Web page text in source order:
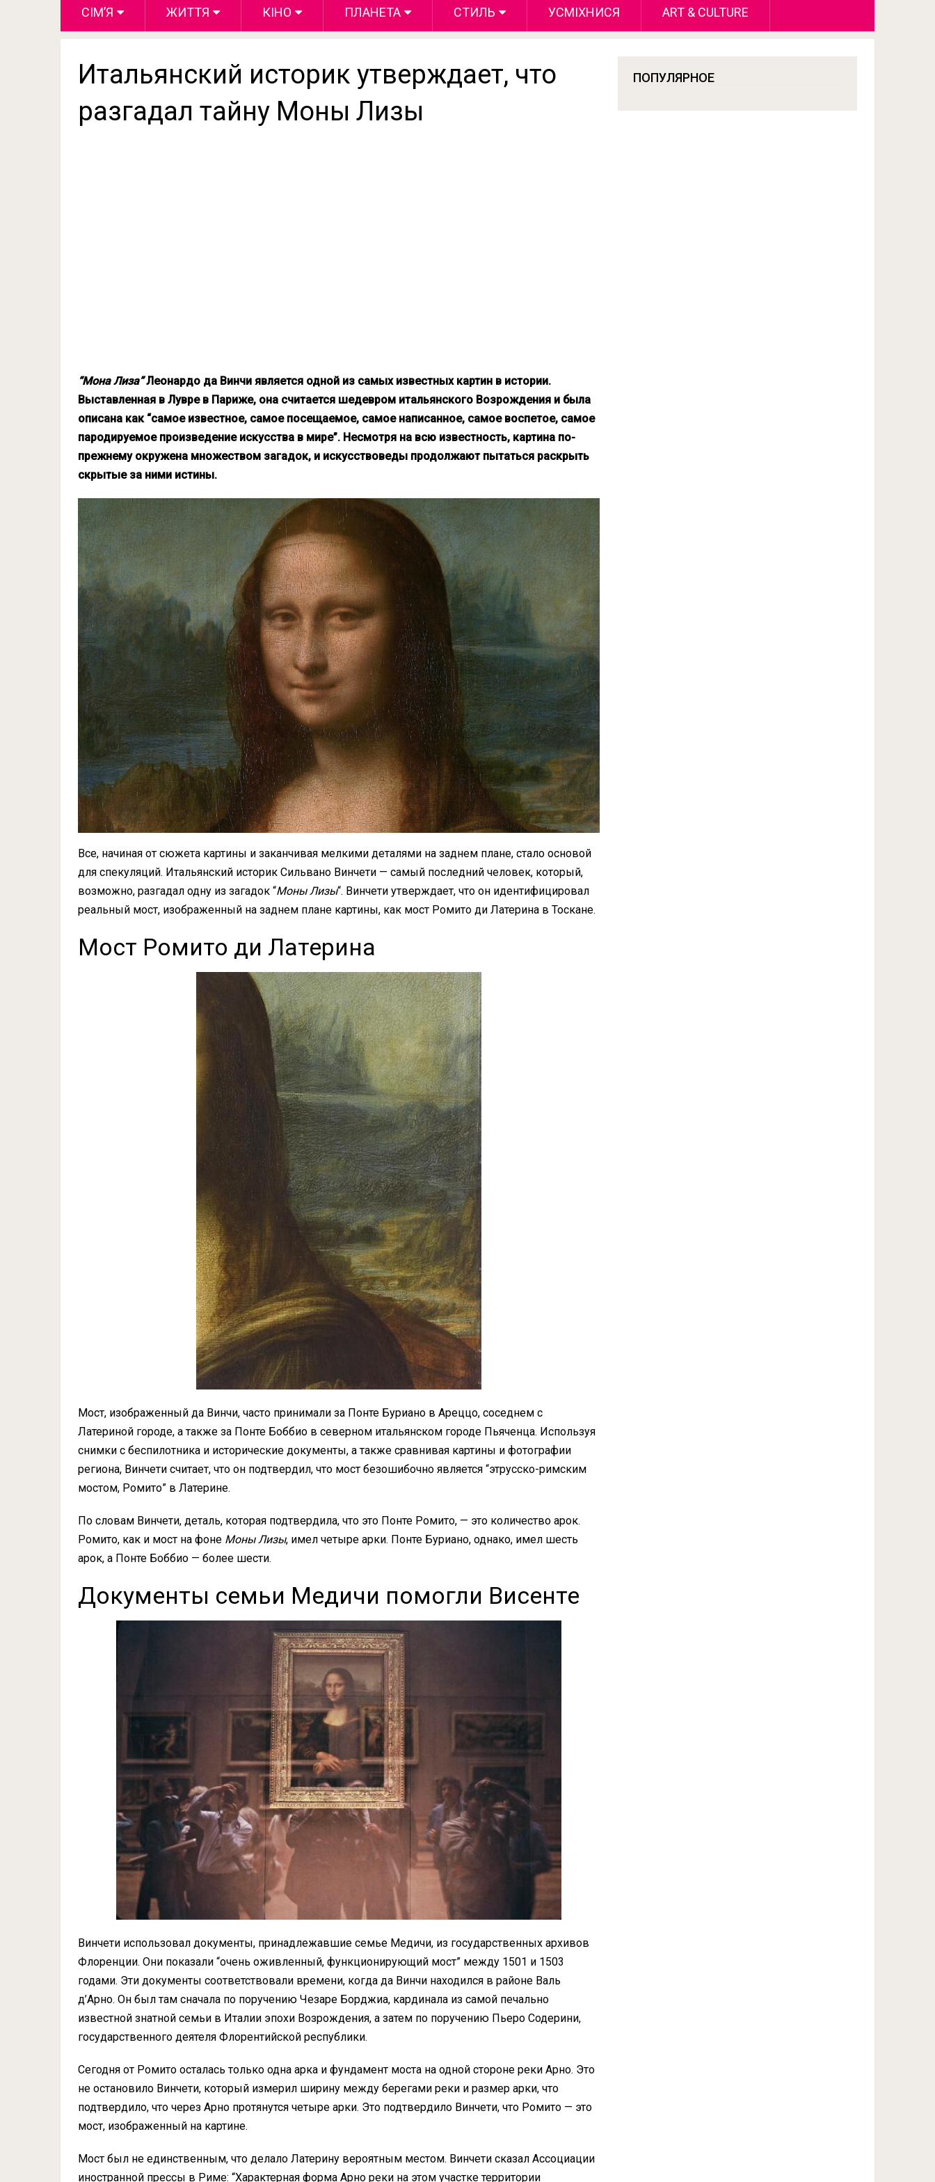
СІМ’Я ЖИТТЯ КІНО ПЛАНЕТА СТИЛЬ УСМІХНИСЯ ART & CULTURE
Итальянский историк утверждает, что
разгадал тайну Моны Лизы
“Мона Лиза”Леонардо да Винчи является одной из самых известных картин в истории.
Выставленная в Лувре в Париже, она считается шедевром итальянского Возрождения и была
описана как “самое известное, самое посещаемое, самое написанное, самое воспетое, самое
пародируемое произведение искусства в мире”. Несмотря на всю известность, картина по-
прежнему окружена множеством загадок, и искусствоведы продолжают пытаться раскрыть
скрытые за ними истины.
Все, начиная от сюжета картины и заканчивая мелкими деталями на заднем плане, стало основой
для спекуляций. Итальянский историк Сильвано Винчети — самый последний человек, который,
возможно, разгадал одну из загадок “Моны Лизы“. Винчети утверждает, что он идентифицировал
реальный мост, изображенный на заднем плане картины, как мост Ромито ди Латерина в Тоскане.
Мост Ромито ди Латерина
Мост, изображенный да Винчи, часто принимали за Понте Буриано в Ареццо, соседнем с
Латериной городе, а также за Понте Боббио в северном итальянском городе Пьяченца. Используя
снимки с беспилотника и исторические документы, а также сравнивая картины и фотографии
региона, Винчети считает, что он подтвердил, что мост безошибочно является “этрусско-римским
мостом, Ромито” в Латерине.
По словам Винчети, деталь, которая подтвердила, что это Понте Ромито, — это количество арок.
Ромито, как и мост на фоне Моны Лизы, имел четыре арки. Понте Буриано, однако, имел шесть
арок, а Понте Боббио — более шести.
Документы семьи Медичи помогли Висенте
Винчети использовал документы, принадлежавшие семье Медичи, из государственных архивов
Флоренции. Они показали “очень оживленный, функционирующий мост” между 1501 и 1503
годами. Эти документы соответствовали времени, когда да Винчи находился в районе Валь
д’Арно. Он был там сначала по поручению Чезаре Борджиа, кардинала из самой печально
известной знатной семьи в Италии эпохи Возрождения, а затем по поручению Пьеро Содерини,
государственного деятеля Флорентийской республики.
Сегодня от Ромито осталась только одна арка и фундамент моста на одной стороне реки Арно. Это
не остановило Винчети, который измерил ширину между берегами реки и размер арки, что
подтвердило, что через Арно протянутся четыре арки. Это подтвердило Винчети, что Ромито — это
мост, изображенный на картине.
Мост был не единственным, что делало Латерину вероятным местом. Винчети сказал Ассоциации
иностранной прессы в Риме: “Характерная форма Арно реки на этом участке территории
ПОПУЛЯРНОЕ